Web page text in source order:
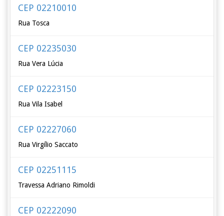
CEP 02210010
Rua Tosca
CEP 02235030
Rua Vera Lúcia
CEP 02223150
Rua Vila Isabel
CEP 02227060
Rua Virgílio Saccato
CEP 02251115
Travessa Adriano Rimoldi
CEP 02222090